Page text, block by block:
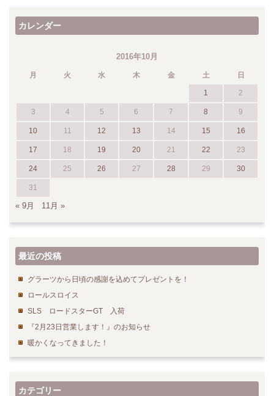
カレンダー
2016年10月
月 火 水 木 金 土 日
1 2
3 4 5 6 7 8 9
10 11 12 13 14 15 16
17 18 19 20 21 22 23
24 25 26 27 28 29 30
31
« 9月 11月 »
最近の投稿
グラーツから日頃の感謝を込めてプレゼントを！
ロールスロイス
SLS ロードスターGT 入荷
『2月23日営業します！』のお知らせ
暖かくなってきました！
カテゴリー